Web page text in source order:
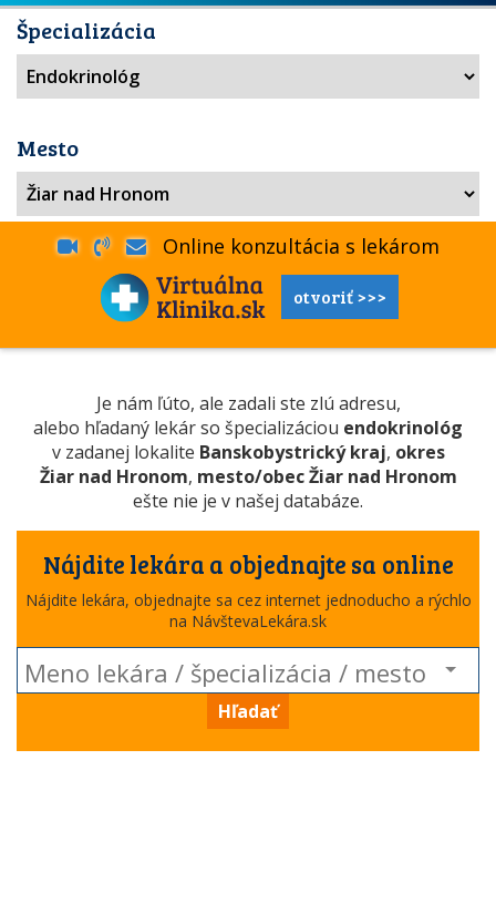
Špecializácia
Mesto
Online konzultácia s lekárom
otvoriť >>>
Je nám ľúto, ale zadali ste zlú adresu,
alebo hľadaný lekár so špecializáciou endokrinológ
v zadanej lokalite Banskobystrický kraj, okres
Žiar nad Hronom, mesto/obec Žiar nad Hronom
ešte nie je v našej databáze.
Nájdite lekára a objednajte sa online
Nájdite lekára, objednajte sa cez internet jednoducho a rýchlo
na NávštevaLekára.sk
Hľadať